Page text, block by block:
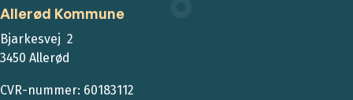
Allerød Kommune
Bjarkesvej 2
3450 Allerød
CVR-nummer: 60183112